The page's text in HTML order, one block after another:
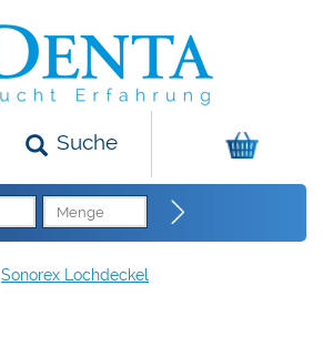
Suche
Sonorex Lochdeckel